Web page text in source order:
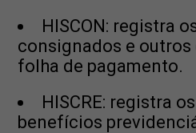
HISCON: registra
consignados e
folha de pagamento.
HISCRE: registra
benefícios